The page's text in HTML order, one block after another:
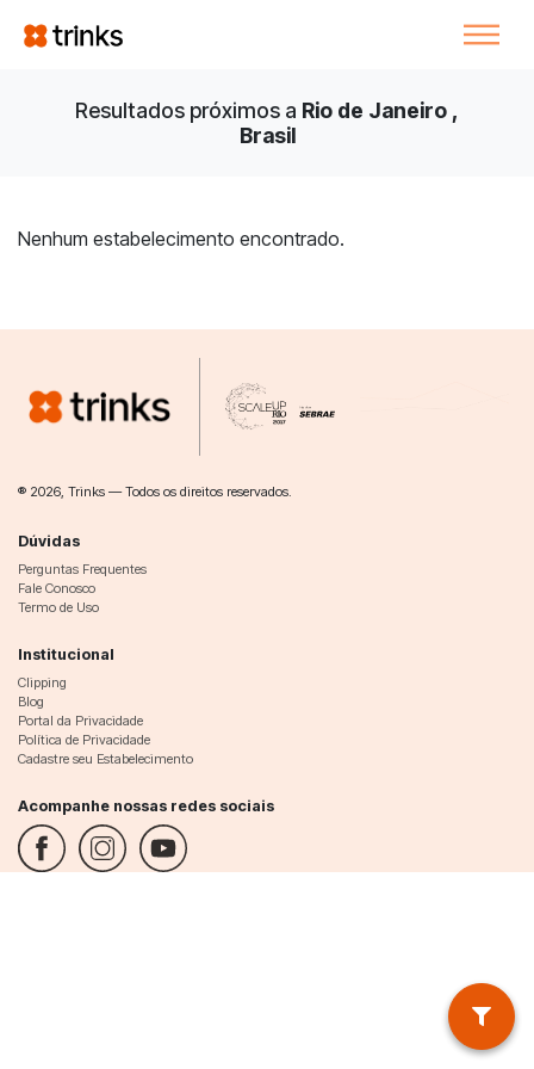
Resultados próximos a Rio de Janeiro ,
Brasil
Nenhum estabelecimento encontrado.
® 2026, Trinks — Todos os direitos reservados.
Dúvidas
Perguntas Frequentes
Fale Conosco
Termo de Uso
Institucional
Clipping
Blog
Portal da Privacidade
Política de Privacidade
Cadastre seu Estabelecimento
Acompanhe nossas redes sociais